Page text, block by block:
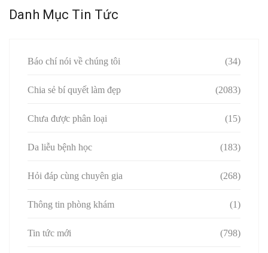
Danh Mục Tin Tức
Báo chí nói về chúng tôi (34)
Chia sẻ bí quyết làm đẹp (2083)
Chưa được phân loại (15)
Da liễu bệnh học (183)
Hỏi đáp cùng chuyên gia (268)
Thông tin phòng khám (1)
Tin tức mới (798)